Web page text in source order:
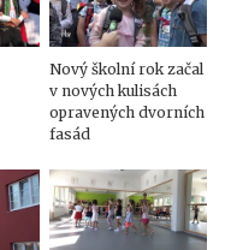
Nový školní rok začal
v nových kulisách
opravených dvorních
fasád